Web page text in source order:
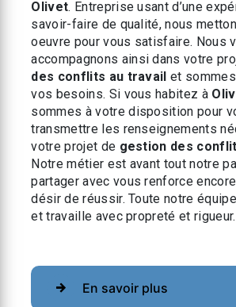
Olivet. Entreprise usant d’une
savoir-faire de qualité, nous
oeuvre pour vous satisfaire. Nous
accompagnons ainsi dans votre
des conflits au travail et
vos besoins. Si vous habitez à
sommes à votre disposition pour
transmettre les renseignements
votre projet de gestion des
Notre métier est avant tout notre
partager avec vous renforce
désir de réussir. Toute notre
et travaille avec propreté et rigueur.
En savoir plus